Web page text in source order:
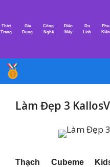
nội
Thời
Trang
Gia
Dụng
Công
Nghệ
Điện
Máy
Du
Lịch
Phụ
Kiện
Làm Đẹp 3
Thạch Cubeme